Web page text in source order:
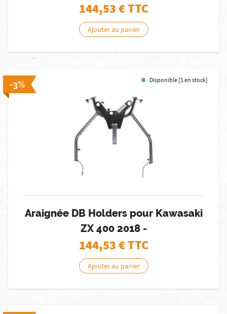
144,53€ TTC
Ajouter au panier
-3% Disponible [1 en stock]
Araignée DB Holders pour Kawasaki
ZX 400 2018 -
144,53€ TTC
Ajouter au panier